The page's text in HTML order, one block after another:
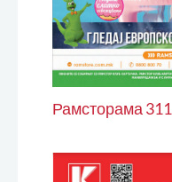
Рамсторама 311